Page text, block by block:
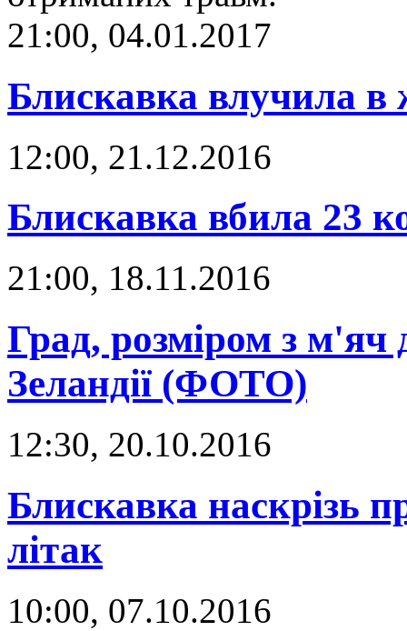
21:00, 04.01.2017
Блискавка влучила
12:00, 21.12.2016
Блискавка вбила 23
21:00, 18.11.2016
Град, розміром з м'яч
Зеландії (ФОТО)
12:30, 20.10.2016
Блискавка наскрізь
літак
10:00, 07.10.2016